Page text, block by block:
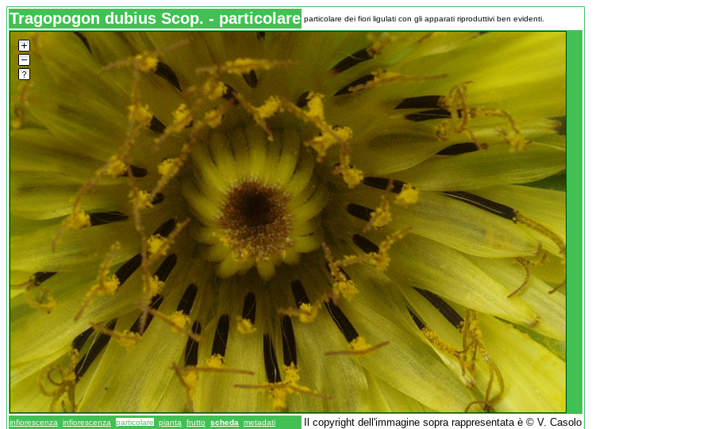
Tragopogon dubius Scop. - particolare particolare dei fiori ligulati con gli apparati riproduttivi ben evidenti.
infiorescenza infiorescenza particolare pianta frutto scheda metadati Il copyright dell'immagine sopra rappresentata è © V. Casolo